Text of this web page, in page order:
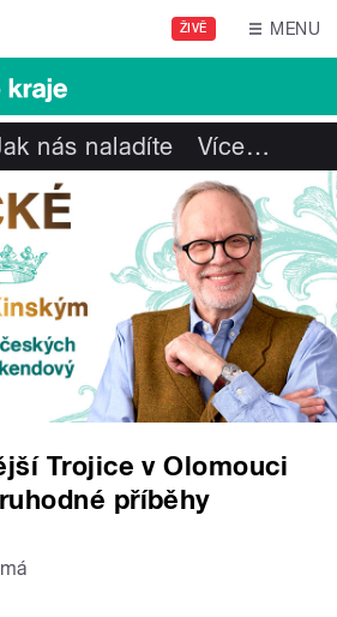
ŽIVĚ MENU
nás naladíte Více…
Trojice v Olomouci
příběhy